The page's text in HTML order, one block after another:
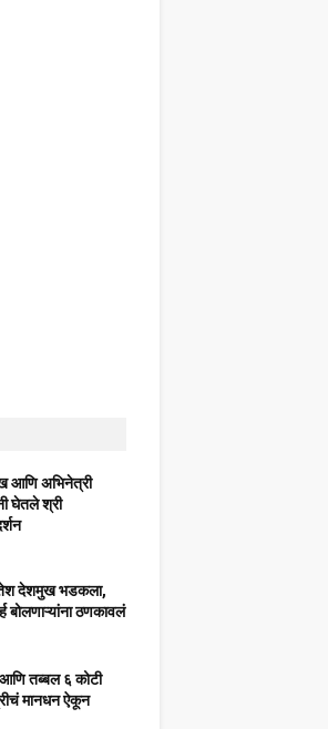
आणि अभिनेत्री
घेतले श्री
देशमुख भडकला,
बोलणाऱ्यांना ठणकावलं
आणि तब्बल ६ कोटी
मानधन ऐकून